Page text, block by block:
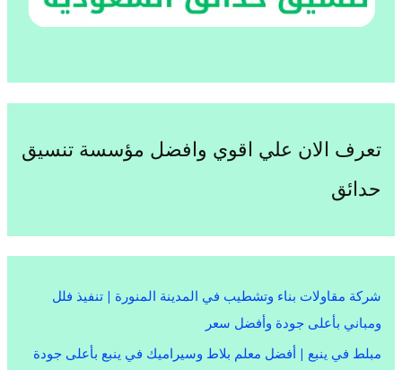
تعرف الان علي اقوي وافضل مؤسسة تنسيق
حدائق
شركة مقاولات بناء وتشطيب في المدينة المنورة | تنفيذ فلل
ومباني بأعلى جودة وأفضل سعر
مبلط في ينبع | أفضل معلم بلاط وسيراميك في ينبع بأعلى جودة